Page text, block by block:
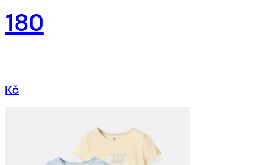
180
Kč